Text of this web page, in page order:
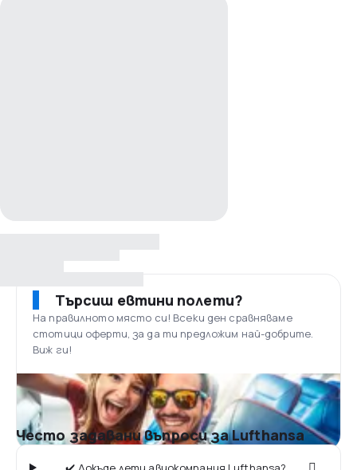
Търсиш евтини полети?
На правилното място си! Всеки ден сравняваме
стотици оферти, за да ти предложим най-добрите.
Виж ги!
Често задавани въпроси за Lufthansa